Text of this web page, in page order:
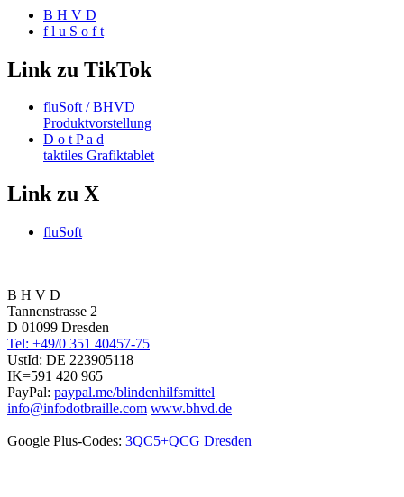
B H V D
f l u S o f t
Link zu TikTok
fluSoft / BHVD
Produktvorstellung
D o t P a d
taktiles Grafiktablet
Link zu X
fluSoft
B H V D
Tannenstrasse 2
D 01099 Dresden
Tel: +49/0 351 40457-75
UstId: DE 223905118
IK=591 420 965
PayPal: paypal.me/blindenhilfsmittel
info@infodotbraille.com www.bhvd.de
Google Plus-Codes: 3QC5+QCG Dresden